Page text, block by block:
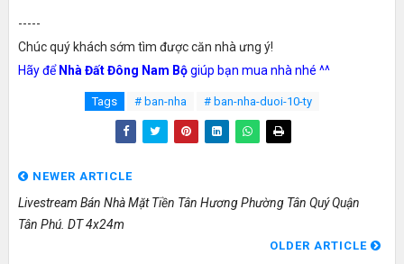
-----
Chúc quý khách sớm tìm được căn nhà ưng ý!
Hãy để Nhà Đất Đông Nam Bộgiúp bạn mua nhà nhé ^^
Tags # ban-nha # ban-nha-duoi-10-ty
NEWER ARTICLE
Livestream Bán Nhà Mặt Tiền Tân Hương Phường Tân Quý Quận
Tân Phú. DT 4x24m
OLDER ARTICLE